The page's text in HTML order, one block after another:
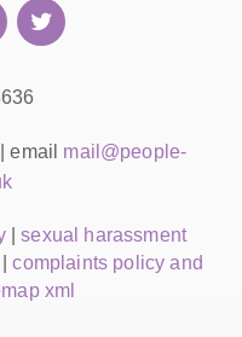
email mail@people-
|sexual harassment
complaints policy and
xml